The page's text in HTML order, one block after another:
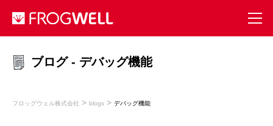
ブログ - デバッグ機能
フロッグウェル株式会社 > blogs > デバッグ機能